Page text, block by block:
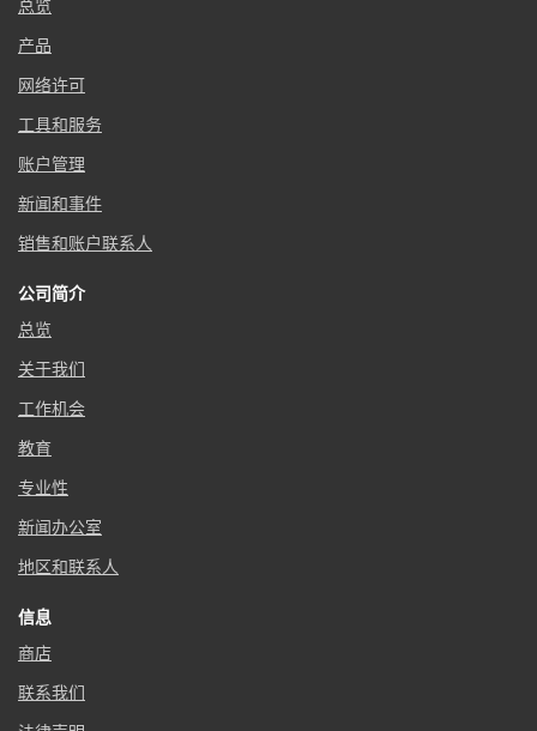
总览
产品
网络许可
工具和服务
账户管理
新闻和事件
销售和账户联系人
公司简介
总览
关于我们
工作机会
教育
专业性
新闻办公室
地区和联系人
信息
商店
联系我们